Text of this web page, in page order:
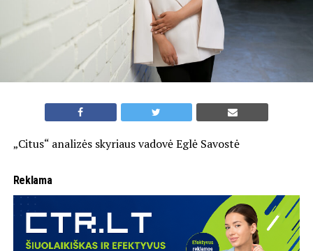
„Citus“ analizės skyriaus vadovė Eglė Savostė
Reklama